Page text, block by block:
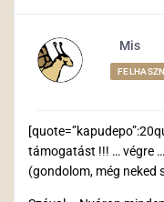
Mis
támogatást !!! … végre …
(gondolom, még neked